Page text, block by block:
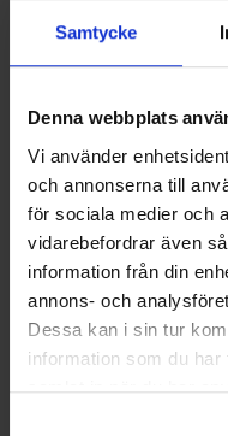
Samtycke
Denna webbplats
Vi använder
och annonserna till
för sociala medier och
vidarebefordrar även
information från din
annons- och
Dessa kan i sin tur
information som du
samlat in när du har
High Mountain
Ab7,50 €